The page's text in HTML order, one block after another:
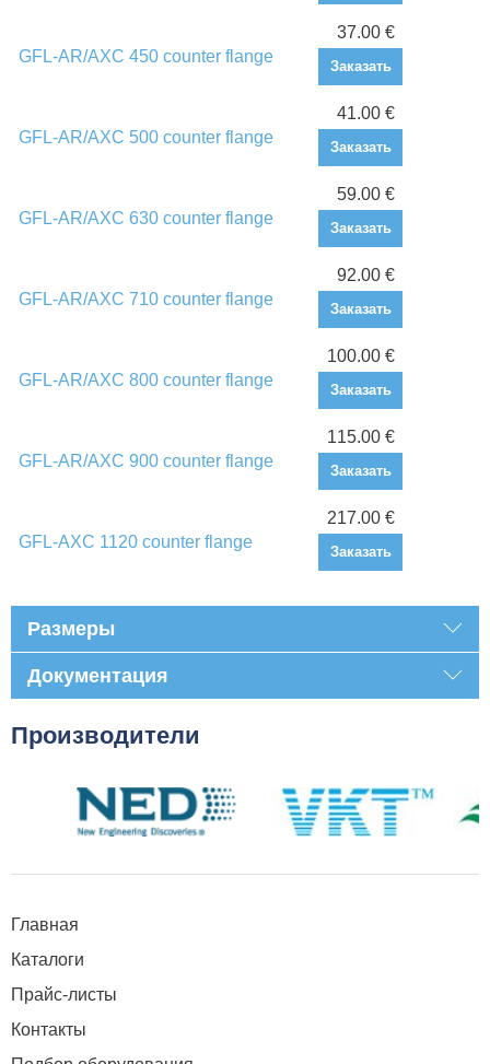
GFL-AR/AXC 450 counter flange
37.00 €
Заказать
GFL-AR/AXC 500 counter flange
41.00 €
Заказать
GFL-AR/AXC 630 counter flange
59.00 €
Заказать
GFL-AR/AXC 710 counter flange
92.00 €
Заказать
GFL-AR/AXC 800 counter flange
100.00 €
Заказать
GFL-AR/AXC 900 counter flange
115.00 €
Заказать
GFL-AXC 1120 counter flange
217.00 €
Заказать
Размеры
Документация
Производители
Главная
Каталоги
Прайс-листы
Контакты